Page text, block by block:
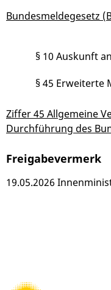
Bundesmeldegesetz
§ 10 Auskunft
§ 45 Erweiterte
Ziffer 45 Allgemeine
Durchführung des
Freigabevermerk
19.05.2026